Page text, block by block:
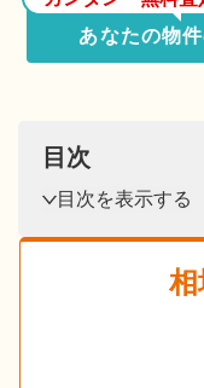
あなたの物
目次
目次を表示する